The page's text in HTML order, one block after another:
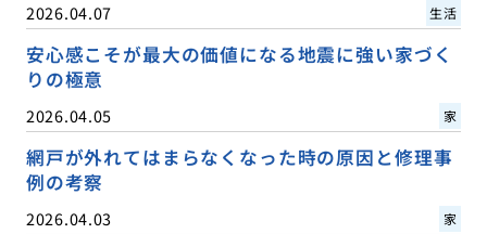
2026.04.07 生活
安心感こそが最大の価値になる地震に強い家づく
りの極意
2026.04.05 家
網戸が外れてはまらなくなった時の原因と修理事
例の考察
2026.04.03 家